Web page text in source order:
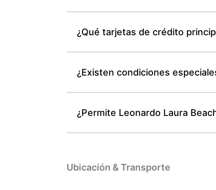
¿Qué tarjetas de crédito
¿Existen condiciones
¿Permite Leonardo Laura
Ubicación & Transporte